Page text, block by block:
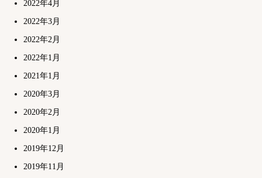
2022年4月
2022年3月
2022年2月
2022年1月
2021年1月
2020年3月
2020年2月
2020年1月
2019年12月
2019年11月